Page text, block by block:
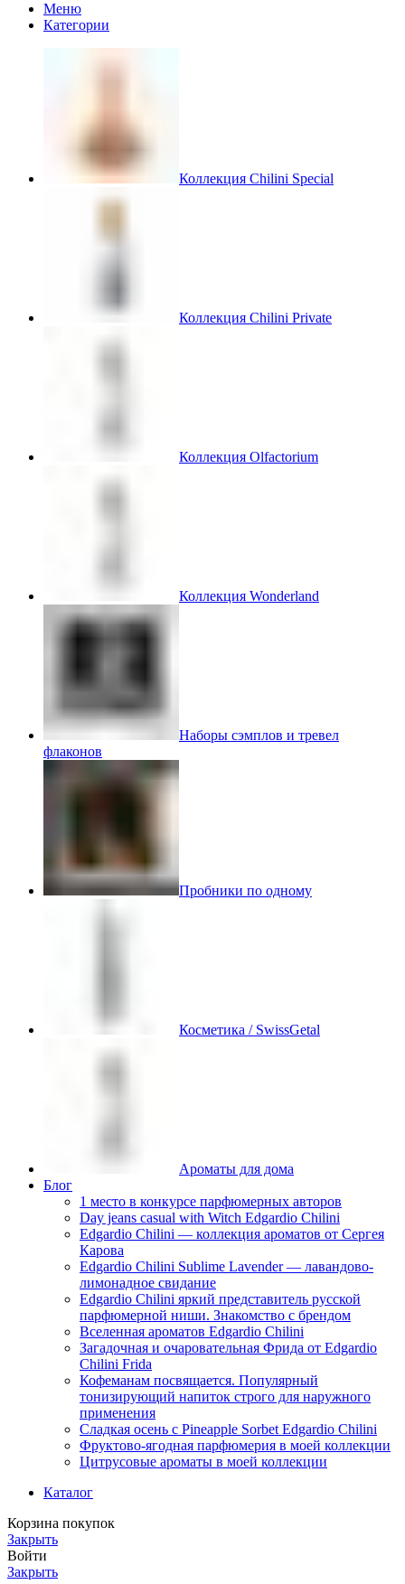
Меню
Категории
Коллекция Chilini Special
Коллекция Chilini Private
Коллекция Olfactorium
Коллекция Wonderland
Наборы сэмплов и тревел
флаконов
Пробники по одному
Косметика / SwissGetal
Ароматы для дома
Блог
1 место в конкурсе парфюмерных авторов
Day jeans casual with Witch Edgardio Chilini
Edgardio Chilini — коллекция ароматов от Сергея
Карова
Edgardio Chilini Sublime Lavender — лавандово-
лимонадное свидание
Edgardio Chilini яркий представитель русской
парфюмерной ниши. Знакомство с брендом
Вселенная ароматов Edgardio Chilini
Загадочная и очаровательная Фрида от Edgardio
Chilini Frida
Кофеманам посвящается. Популярный
тонизирующий напиток строго для наружного
применения
Сладкая осень с Pineapple Sorbet Edgardio Chilini
Фруктово-ягодная парфюмерия в моей коллекции
​Цитрусовые ароматы в моей коллекции
Каталог
Корзина покупок
Закрыть
Войти
Закрыть